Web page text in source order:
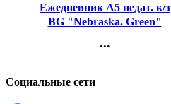
Ежедневник А5 недат. к/з
BG "Nebraska. Green"
...
Регистрация
Социальные сети